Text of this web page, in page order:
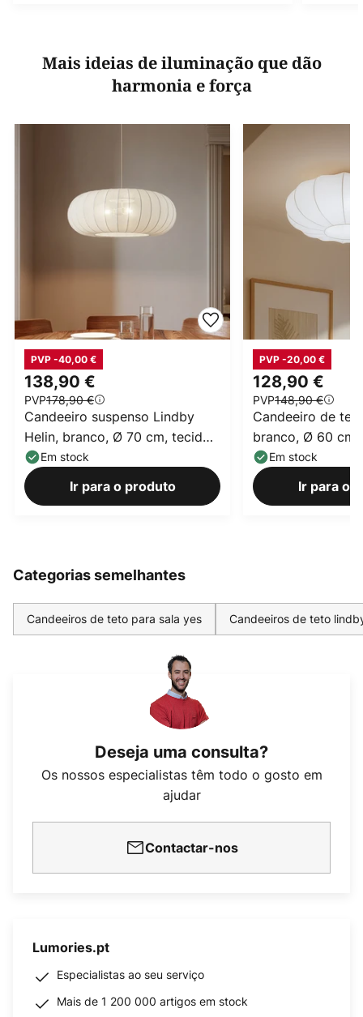
Mais ideias de iluminação que dão
harmonia e força
138,90 €
PVP178,90 €
PVP -40,00 €
Candeeiro suspenso Lindby
Helin, branco, Ø 70 cm, tecido,
3 x E27
Em stock
Ir para o produto
128,90 €
PVP148,90 €
PVP -20,00 €
Candeeiro de
branco, Ø 60
E27Em stock
Ir para o
Categorias semelhantes
Candeeiros de teto para sala yes Candeeiros de teto
Deseja uma consulta?
Os nossos especialistas têm todo o gosto em
ajudar
Contactar-nos
Lumories.pt
Especialistas ao seu serviço
Mais de 1 200 000 artigos em stock